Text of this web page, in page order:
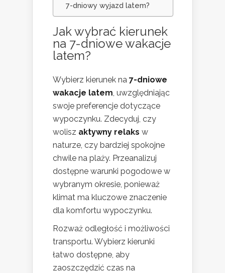
7-dniowy wyjazd latem?
Jak wybrać kierunek
na 7-dniowe wakacje
latem?
Wybierz kierunek na 7-dniowe
wakacje latem , uwzględniając
swoje preferencje dotyczące
wypoczynku. Zdecyduj, czy
wolisz aktywny relaks w
naturze, czy bardziej spokojne
chwile na plaży. Przeanalizuj
dostępne warunki pogodowe w
wybranym okresie, ponieważ
klimat ma kluczowe znaczenie
dla komfortu wypoczynku.
Rozważ odległość i możliwości
transportu. Wybierz kierunki
łatwo dostępne, aby
zaoszczędzić czas na